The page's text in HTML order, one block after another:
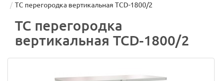
TC перегородка вертикальная TCD-1800/2
TC перегородка
вертикальная TCD-1800/2